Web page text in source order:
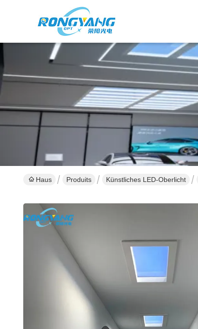
Haus Produits Künstliches LED-Oberlicht